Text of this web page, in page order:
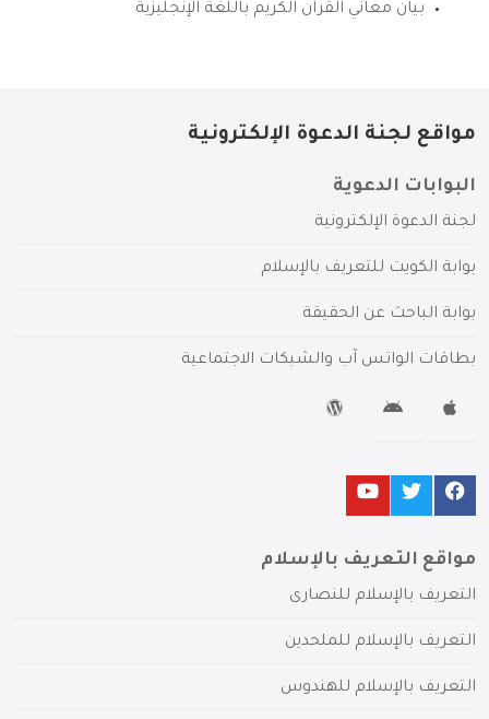
بيان معاني القرآن الكريم باللغة الإنجليزية
مواقع لجنة الدعوة الإلكترونية
البوابات الدعوية
لجنة الدعوة الإلكترونية
بوابة الكويت للتعريف بالإسلام
بوابة الباحث عن الحقيقة
بطاقات الواتس آب والشبكات الاجتماعية
مواقع التعريف بالإسلام
التعريف بالإسلام للنصارى
التعريف بالإسلام للملحدين
التعريف بالإسلام للهندوس